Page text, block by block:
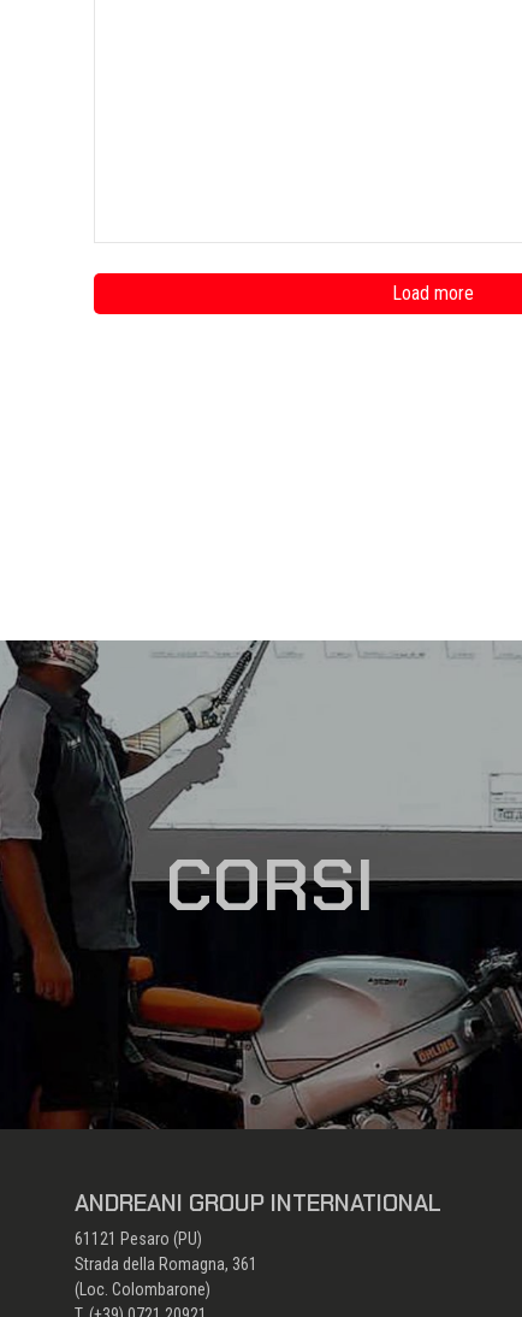
Load more
CORSI
ANDREANI GROUP INTERNATIONAL
61121 Pesaro (PU)
Strada della Romagna, 361
(Loc. Colombarone)